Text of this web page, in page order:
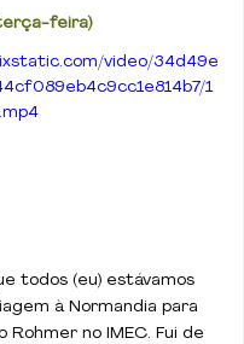
feira)
video/34d49e
1
todos (eu) estávamos
à Normandia para
Rohmer no IMEC. Fui de